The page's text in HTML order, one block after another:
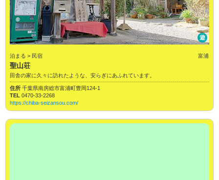
遊
泊まる > 民宿 富浦
聖山荘
田舎の家に久々に訪れたような、安らぎにあふれています。
住所千葉県南房総市富浦町豊岡124-1
TEL0470-33-2268
https://chiba-seizansou.com/